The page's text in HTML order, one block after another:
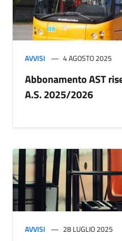
AVVISI 4 AGOSTO 2025
Abbonamento AST
A.S. 2025/2026
AVVISI 28 LUGLIO 2025